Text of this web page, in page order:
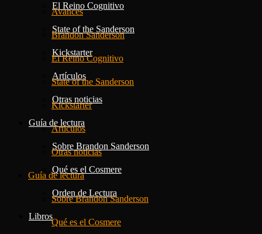
El Reino Cognitivo
State of the Sanderson
Kickstarter
Artículos
Otras noticias
Guía de lectura
Sobre Brandon Sanderson
Qué es el Cosmere
Orden de Lectura
Libros
Avances
Brandon Sanderson
El Reino Cognitivo
State of the Sanderson
Kickstarter
Artículos
Otras noticias
Guía de lectura
Sobre Brandon Sanderson
Qué es el Cosmere